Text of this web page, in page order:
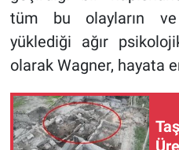
tüm bu olayların ve
yüklediği ağır
olarak Wagner, hayata